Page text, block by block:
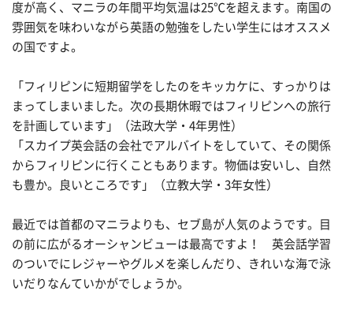
度が高く、マニラの年間平均気温は25℃を超えます。南国の
雰囲気を味わいながら英語の勉強をしたい学生にはオススメ
の国ですよ。
「フィリピンに短期留学をしたのをキッカケに、すっかりは
まってしまいました。次の長期休暇ではフィリピンへの旅行
を計画しています」（法政大学・4年男性）
「スカイプ英会話の会社でアルバイトをしていて、その関係
からフィリピンに行くこともあります。物価は安いし、自然
も豊か。良いところです」（立教大学・3年女性）
最近では首都のマニラよりも、セブ島が人気のようです。目
の前に広がるオーシャンビューは最高ですよ！ 英会話学習
のついでにレジャーやグルメを楽しんだり、きれいな海で泳
いだりなんていかがでしょうか。